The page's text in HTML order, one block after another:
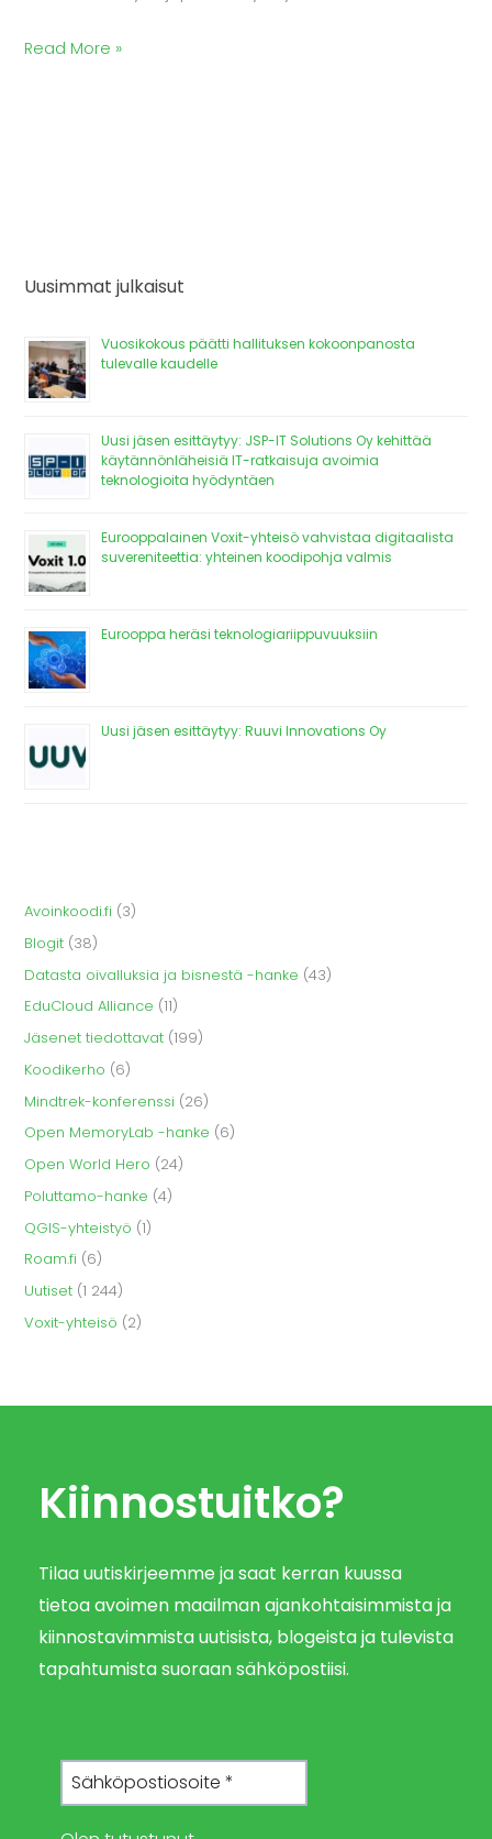
Read More »
Uusimmat julkaisut
Vuosikokous päätti hallituksen kokoonpanosta
tulevalle kaudelle
Uusi jäsen esittäytyy: JSP-IT Solutions Oy kehittää
käytännönläheisiä IT-ratkaisuja avoimia
teknologioita hyödyntäen
Eurooppalainen Voxit-yhteisö vahvistaa digitaalista
suvereniteettia: yhteinen koodipohja valmis
Eurooppa heräsi teknologiariippuvuuksiin
Uusi jäsen esittäytyy: Ruuvi Innovations Oy
Avoinkoodi.fi (3)
Blogit (38)
Datasta oivalluksia ja bisnestä -hanke (43)
EduCloud Alliance (11)
Jäsenet tiedottavat (199)
Koodikerho (6)
Mindtrek-konferenssi (26)
Open MemoryLab -hanke (6)
Open World Hero (24)
Poluttamo-hanke (4)
QGIS-yhteistyö (1)
Roam.fi (6)
Uutiset (1 244)
Voxit-yhteisö (2)
Kiinnostuitko?
Tilaa uutiskirjeemme ja saat kerran kuussa
tietoa avoimen maailman ajankohtaisimmista ja
kiinnostavimmista uutisista, blogeista ja tulevista
tapahtumista suoraan sähköpostiisi.